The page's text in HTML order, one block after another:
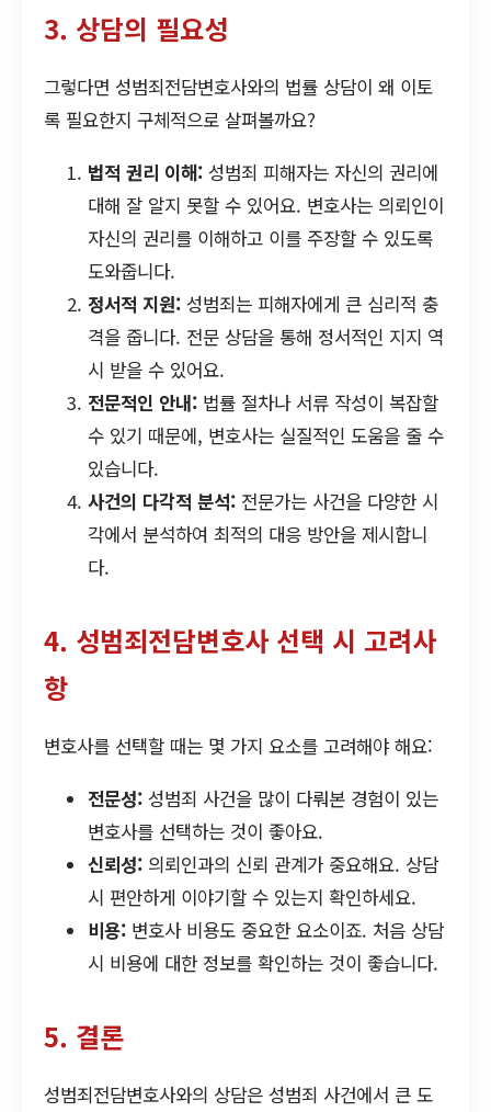
3. 상담의 필요성
그렇다면 성범죄전담변호사와의 법률 상담이 왜 이토
록 필요한지 구체적으로 살펴볼까요?
법적 권리 이해: 성범죄 피해자는 자신의 권리에
대해 잘 알지 못할 수 있어요. 변호사는 의뢰인이
자신의 권리를 이해하고 이를 주장할 수 있도록
도와줍니다.
정서적 지원: 성범죄는 피해자에게 큰 심리적 충
격을 줍니다. 전문 상담을 통해 정서적인 지지 역
시 받을 수 있어요.
전문적인 안내: 법률 절차나 서류 작성이 복잡할
수 있기 때문에, 변호사는 실질적인 도움을 줄 수
있습니다.
사건의 다각적 분석: 전문가는 사건을 다양한 시
각에서 분석하여 최적의 대응 방안을 제시합니
다.
4. 성범죄전담변호사 선택 시 고려사
항
변호사를 선택할 때는 몇 가지 요소를 고려해야 해요:
전문성: 성범죄 사건을 많이 다뤄본 경험이 있는
변호사를 선택하는 것이 좋아요.
신뢰성: 의뢰인과의 신뢰 관계가 중요해요. 상담
시 편안하게 이야기할 수 있는지 확인하세요.
비용: 변호사 비용도 중요한 요소이죠. 처음 상담
시 비용에 대한 정보를 확인하는 것이 좋습니다.
5. 결론
성범죄전담변호사와의 상담은 성범죄 사건에서 큰 도